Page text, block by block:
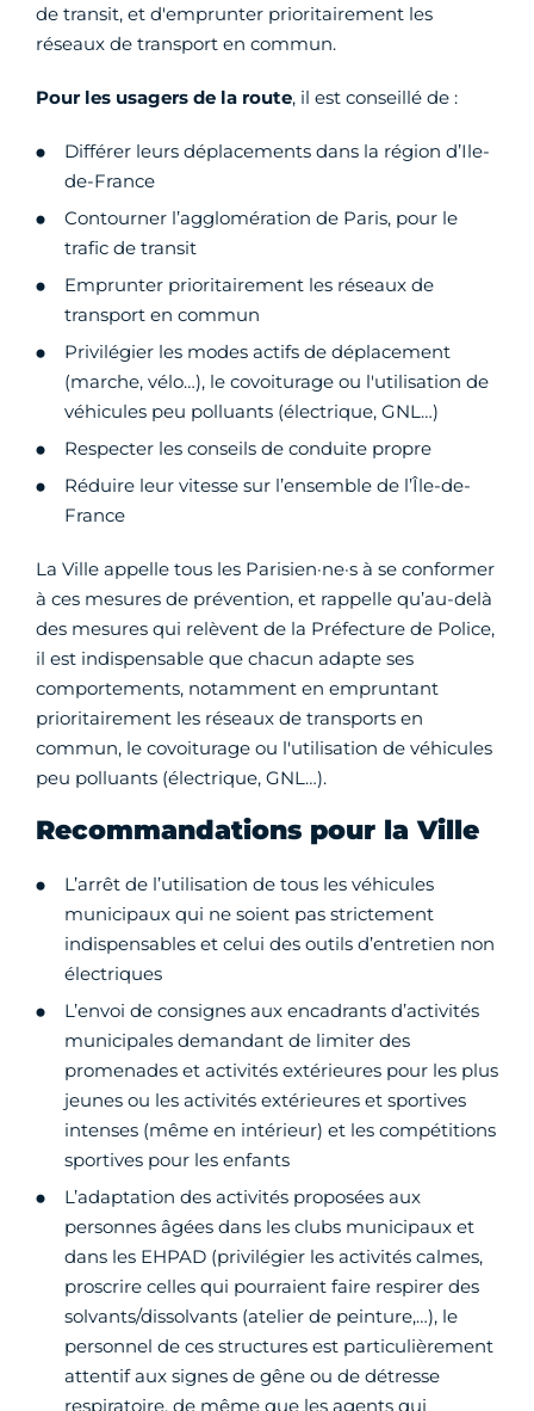
de transit, et d'emprunter prioritairement les
réseaux de transport en commun.
Pour les usagers de la route, il est conseillé de :
Différer leurs déplacements dans la région d’Ile-
de-France
Contourner l’agglomération de Paris, pour le
trafic de transit
Emprunter prioritairement les réseaux de
transport en commun
Privilégier les modes actifs de déplacement
(marche, vélo…), le covoiturage ou l'utilisation de
véhicules peu polluants (électrique, GNL…)
Respecter les conseils de conduite propre
Réduire leur vitesse sur l’ensemble de l’Île-de-
France
La Ville appelle tous les Parisien·ne·s à se conformer
à ces mesures de prévention, et rappelle qu’au-delà
des mesures qui relèvent de la Préfecture de Police,
il est indispensable que chacun adapte ses
comportements, notamment en empruntant
prioritairement les réseaux de transports en
commun, le covoiturage ou l'utilisation de véhicules
peu polluants (électrique, GNL…).
Recommandations pour la Ville
L’arrêt de l’utilisation de tous les véhicules
municipaux qui ne soient pas strictement
indispensables et celui des outils d’entretien non
électriques
L’envoi de consignes aux encadrants d’activités
municipales demandant de limiter des
promenades et activités extérieures pour les plus
jeunes ou les activités extérieures et sportives
intenses (même en intérieur) et les compétitions
sportives pour les enfants
L’adaptation des activités proposées aux
personnes âgées dans les clubs municipaux et
dans les EHPAD (privilégier les activités calmes,
proscrire celles qui pourraient faire respirer des
solvants/dissolvants (atelier de peinture,…), le
personnel de ces structures est particulièrement
attentif aux signes de gêne ou de détresse
respiratoire, de même que les agents qui